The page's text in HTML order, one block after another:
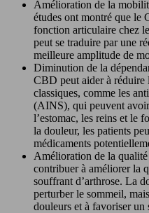
Amélioration de la
études ont montré que le
fonction articulaire chez
peut se traduire par une
meilleure amplitude de
Diminution de la
CBD peut aider à réduire
classiques, comme les
(AINS), qui peuvent avoir
l’estomac, les reins et le
la douleur, les patients
médicaments
Amélioration de la
contribuer à améliorer la
souffrant d’arthrose. La
perturber le sommeil,
douleurs et à favoriser un